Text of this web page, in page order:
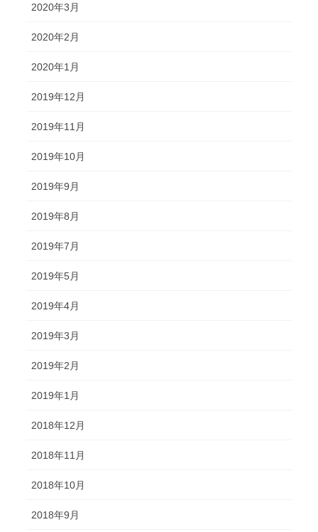
2020年3月
2020年2月
2020年1月
2019年12月
2019年11月
2019年10月
2019年9月
2019年8月
2019年7月
2019年5月
2019年4月
2019年3月
2019年2月
2019年1月
2018年12月
2018年11月
2018年10月
2018年9月